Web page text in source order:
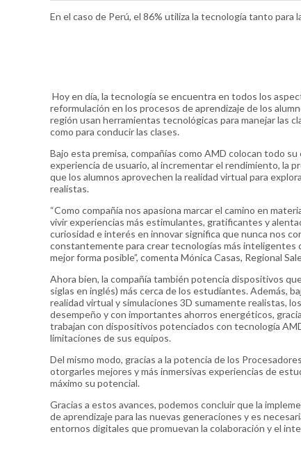
En el caso de Perú, el 86% utiliza la tecnología tanto para
Hoy en día, la tecnología se encuentra en todos los
reformulación en los procesos de aprendizaje de los
región usan herramientas tecnológicas para manejar las
como para conducir las clases.
Bajo esta premisa, compañías como AMD colocan todo
experiencia de usuario, al incrementar el rendimiento, la
que los alumnos aprovechen la realidad virtual para
realistas.
“Como compañía nos apasiona marcar el camino en
vivir experiencias más estimulantes, gratificantes y
curiosidad e interés en innovar significa que nunca nos
constantemente para crear tecnologías más inteligentes
mejor forma posible”, comenta Mónica Casas, Regional
Ahora bien, la compañía también potencia dispositivos
siglas en inglés) más cerca de los estudiantes. Además,
realidad virtual y simulaciones 3D sumamente realistas,
desempeño y con importantes ahorros energéticos,
trabajan con dispositivos potenciados con tecnología
limitaciones de sus equipos.
Del mismo modo, gracias a la potencia de los
otorgarles mejores y más inmersivas experiencias de
máximo su potencial.
Gracias a estos avances, podemos concluir que la
de aprendizaje para las nuevas generaciones y es
entornos digitales que promuevan la colaboración y el